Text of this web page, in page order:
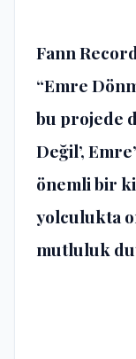
Fann
“Emre
bu projede
Değil’,
önemli bir
yolculukta
mutluluk